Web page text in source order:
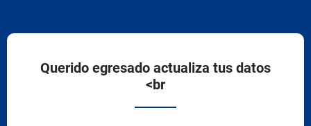
Querido egresado actualiza tus datos
<br